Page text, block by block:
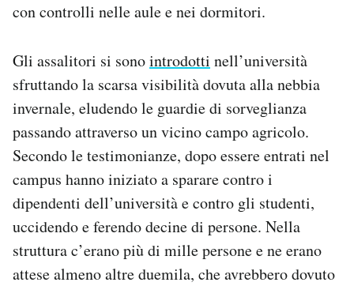
Esci
con controlli nelle aule e nei dormitori.
Gli assalitori si sonointrodotti nell’università
sfruttando la scarsa visibilità dovuta alla nebbia
invernale, eludendo le guardie di sorveglianza
passando attraverso un vicino campo agricolo.
Secondo le testimonianze, dopo essere entrati nel
campus hanno iniziato a sparare contro i
dipendenti dell’università e contro gli studenti,
uccidendo e ferendo decine di persone. Nella
struttura c’erano più di mille persone e ne erano
attese almeno altre duemila, che avrebbero dovuto